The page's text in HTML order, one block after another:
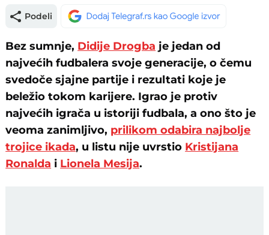
Podeli
Bez sumnje, Didije Drogba je jedan od
najvećih fudbalera svoje generacije, o čemu
svedoče sjajne partije i rezultati koje je
beležio tokom karijere. Igrao je protiv
najvećih igrača u istoriji fudbala, a ono što je
veoma zanimljivo, prilikom odabira najbolje
trojice ikada, u listu nije uvrstio Kristijana
Ronalda i Lionela Mesija.